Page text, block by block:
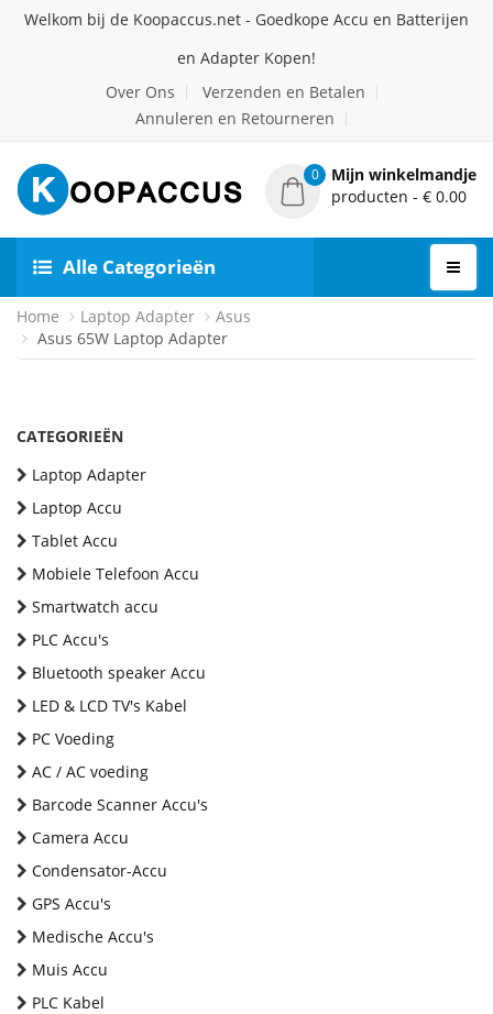
Welkom bij de Koopaccus.net - Goedkope Accu en Batterijen
en Adapter Kopen!
Over Ons
Verzenden en Betalen
Annuleren en Retourneren
0
Mijn winkelmandje
producten - € 0.00
Alle Categorieën
Home Laptop Adapter
Asus
Asus 65W Laptop Adapter
CATEGORIEËN
Laptop Adapter
Laptop Accu
Tablet Accu
Mobiele Telefoon Accu
Smartwatch accu
PLC Accu's
Bluetooth speaker Accu
LED & LCD TV's Kabel
PC Voeding
AC / AC voeding
Barcode Scanner Accu's
Camera Accu
Condensator-Accu
GPS Accu's
Medische Accu's
Muis Accu
PLC Kabel